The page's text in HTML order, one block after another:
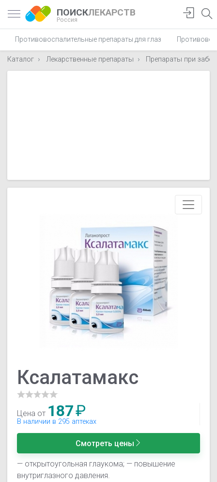
ПОИСКЛЕКАРСТВ
Россия
Противовоспалительные препараты для глаз
Каталог Лекарственные препараты Препараты при
Ксалатамакс
Цена от 187₽
В наличии в 295 аптеках
Смотреть цены
— открытоугольная глаукома; — повышение
внутриглазного давления.